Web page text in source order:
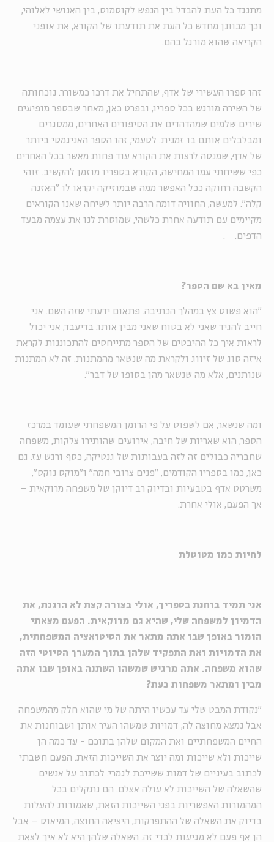
מתנגד כל העת להבדל בין הנפש לקוסמוס, בין האנושי לאלוהי,
וכך מכוונן מחדש כל העת את תודעתו של הקורא, את אופני
הקריאה שהוא מורגל בהם
זהו ספרו העשירי של אדף, שהתחיל את דרכו כמשורר. נוכחותה
של השירה מורגש בכל ספריו, ובפרט כאן, מאחר שבספר מופיעים
שירים שלמים שמהדהדים את הסיפורים האחרים, ממסגרים
ומבלבלים אותם בו זמנית. לטעמי, זהו הספר האניגמטי ביותר
של אדף, שמנסה לרצות את הקורא עוד פחות מאשר בכל האחרים.
כפי ששיחתי עמו המחישה, הקורא בספריו מוזמן להקשיב. זוהי
הקשבה רחוקה ככל האפשר ממה שבמוזיקה יקראו לו ״האזנה
קלה״. למעשה, החוויה דומה הרבה יותר לשיחה שאנו הקוראים
מקיימים עם תודעה אחרת כלשהי, שמוסרת לנו את עצמה מבעד
הדפים.
מאין בא שם הספר?
״הוא פשוט צץ במהלך הכתיבה. פתאום ידעתי שזה השם. אני
חייב להגיד שאני לא בטוח שאני מבין אותו. בדיעבד, אני יכול
לראות איך כל ההיבטים של הספר מתייחסים להתכוננות לקראת
איזה סוג של זיווג ולקראת מה שנשאר מהמתנות. זה לא המתנות
שנותנים, אלא מה שנשאר מהן בסופו של דבר״
ומה שנשאר, אם לשפוט על פי הרומן המשפחתי שעומד במרכז
הספר, הוא שאריות של חיבה, אירועים שהותירו צלקות, משפחה
שחבריה כבולים זה לזה בעבותות של גנטיקה, כסף ורגש עז. גם
כאן, כמו בספריו הקודמים, ״פנים צרובי חמה״ ו״מוקס נוקס״,
משרטט אדף בטבעיות ובדיוק רב דיוקן של משפחה מרוקאית –
אך הפעם, אולי אחרת
לחיות כמו מטוטלת
אני תמיד בוחנת בספריך, אולי בצורה קצת לא הוגנת, את
הדמיון למשפחה שלי, שהיא גם מרוקאית. הפעם מצאתי
הומור באופן שבו אתה מתאר את הסיטואציה המשפחתית,
את הדמויות ואת התפקיד שלהן בתוך המערך הסיוטי הזה
שהוא משפחה. אתה מרגיש שמשהו השתנה באופן שבו אתה
מבין ומתאר משפחות כעת?
״נקודת המבט שלי עד עכשיו היתה של מי שהוא חלק מהמשפחה
אבל נמצא מחוצה לה; דמויות שמשהו העיר אותן ושבוחנות את
החיים המשפחתיים ואת המקום שלהן בתוכם - עד כמה הן
שייכות ולא שייכות ומה יוצר את השייכות הזאת. הפעם חשבתי
לכתוב בעיניים של דמות ששייכת לגמרי. לכתוב על אנשים
שהשאלה של השייכות לא עולה אצלם. הם נתקלים בכל
המהמורות האפשריות בפני השייכות הזאת, שאמורות להעלות
בדיוק את השאלה של ההתפרקות, היציאה החוצה, המיאוס – אבל
הן אף פעם לא מגיעות לכדי זה. השאלה שלהן היא לא איך לצאת